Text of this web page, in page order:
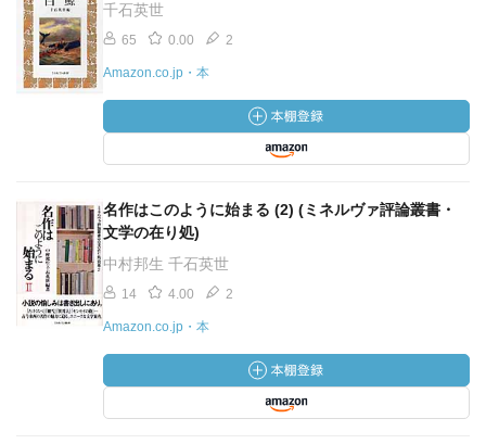
千石英世
65 0.00 2
Amazon.co.jp・本
名作はこのように始まる (2) (ミネルヴァ評論叢書・
文学の在り処)
中村邦生 千石英世
14 4.00 2
Amazon.co.jp・本